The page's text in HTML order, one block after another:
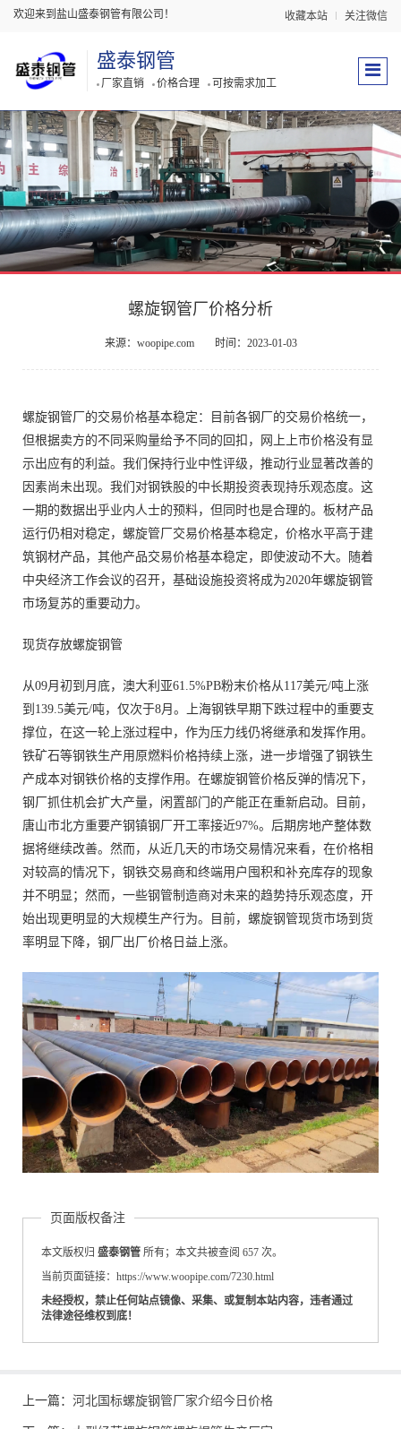
欢迎来到盐山盛泰钢管有限公司！ 收藏本站 关注微信
盛泰钢管
厂家直销 价格合理 可按需求加工
螺旋钢管厂价格分析
来源：woopipe.com 时间：2023-01-03
螺旋钢管厂的交易价格基本稳定：目前各钢厂的交易价格统一，
但根据卖方的不同采购量给予不同的回扣，网上上市价格没有显
示出应有的利益。我们保持行业中性评级，推动行业显著改善的
因素尚未出现。我们对钢铁股的中长期投资表现持乐观态度。这
一期的数据出乎业内人士的预料，但同时也是合理的。板材产品
运行仍相对稳定，螺旋管厂交易价格基本稳定，价格水平高于建
筑钢材产品，其他产品交易价格基本稳定，即使波动不大。随着
中央经济工作会议的召开，基础设施投资将成为2020年螺旋钢管
市场复苏的重要动力。
现货存放螺旋钢管
从09月初到月底，澳大利亚61.5%PB粉末价格从117美元/吨上涨
到139.5美元/吨，仅次于8月。上海钢铁早期下跌过程中的重要支
撑位，在这一轮上涨过程中，作为压力线仍将继承和发挥作用。
铁矿石等钢铁生产用原燃料价格持续上涨，进一步增强了钢铁生
产成本对钢铁价格的支撑作用。在螺旋钢管价格反弹的情况下，
钢厂抓住机会扩大产量，闲置部门的产能正在重新启动。目前，
唐山市北方重要产钢镇钢厂开工率接近97%。后期房地产整体数
据将继续改善。然而，从近几天的市场交易情况来看，在价格相
对较高的情况下，钢铁交易商和终端用户囤积和补充库存的现象
并不明显；然而，一些钢管制造商对未来的趋势持乐观态度，开
始出现更明显的大规模生产行为。目前，螺旋钢管现货市场到货
率明显下降，钢厂出厂价格日益上涨。
页面版权备注
本文版权归 盛泰钢管 所有；本文共被查阅 657 次。
当前页面链接：https://www.woopipe.com/7230.html
未经授权，禁止任何站点镜像、采集、或复制本站内容，违者通过
法律途径维权到底！
上一篇： 河北国标螺旋钢管厂家介绍今日价格